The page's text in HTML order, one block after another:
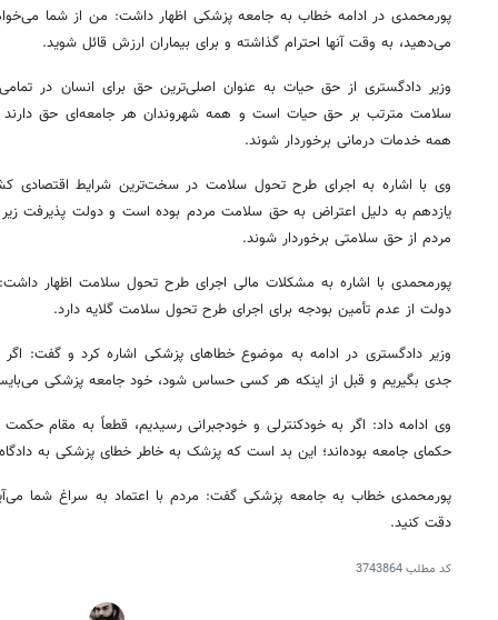
پورمحمدی در ادامه خطاب به جامعه پزشکی اظهار داشت: من از شما
می‌دهید، به وقت آنها احترام گذاشته و برای بیماران ارزش قائل شوید.
وزیر دادگستری از حق حیات به عنوان اصلی‌ترین حق برای انسان در
سلامت مترتب بر حق حیات است و همه شهروندان هر جامعه‌ای حق دارند
همه خدمات درمانی برخوردار شوند.
وی با اشاره به اجرای طرح تحول سلامت در سخت‌ترین شرایط اقتصادی
یازدهم به دلیل اعتراض به حق سلامت مردم بوده است و دولت پذیرفت
مردم از حق سلامتی برخوردار شوند.
پورمحمدی با اشاره به مشکلات مالی اجرای طرح تحول سلامت اظهار
دولت از عدم تأمین بودجه برای اجرای طرح تحول سلامت گلایه دارد.
وزیر دادگستری در ادامه به موضوع خطاهای پزشکی اشاره کرد و گفت:
جدی بگیریم و قبل از اینکه هر کسی حساس شود، خود جامعه پزشکی
وی ادامه داد: اگر به خودکنترلی و خودجبرانی رسیدیم، قطعاً به مقام
حکمای جامعه بوده‌اند؛ این بد است که پزشک به خاطر خطای پزشکی به دادگاه
پورمحمدی خطاب به جامعه پزشکی گفت: مردم با اعتماد به سراغ شما
دقت کنید.
کد مطلب3743864
روزنامه‌های صبح پنج‌شنبه ۱۵ مرداد ۱۴۰۵